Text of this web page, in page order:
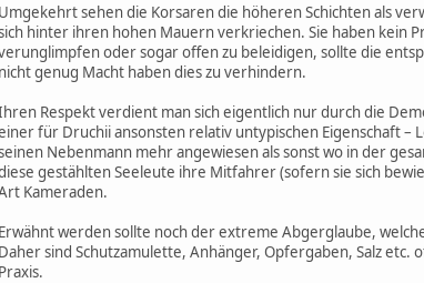
Umgekehrt sehen die Korsaren die höheren Schichten als
hinter ihren hohen Mauern verkriechen. Sie haben kein
oder sogar offen zu beleidigen, sollte die
nicht genug Macht haben dies zu verhindern.
Respekt verdient man sich eigentlich nur durch die
für Druchii ansonsten relativ untypischen Eigenschaft –
Nebenmann mehr angewiesen als sonst wo in der
gestählten Seeleute ihre Mitfahrer (sofern sie sich
Kameraden.
Erwähnt werden sollte noch der extreme Abgerglaube,
Daher sind Schutzamulette, Anhänger, Opfergaben, Salz etc.
Praxis.